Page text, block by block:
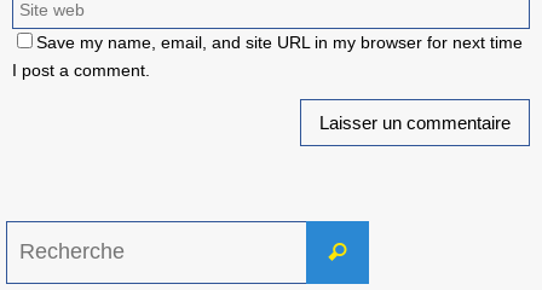
Save my name, email, and site URL in my browser for next time
I post a comment.
Recherche